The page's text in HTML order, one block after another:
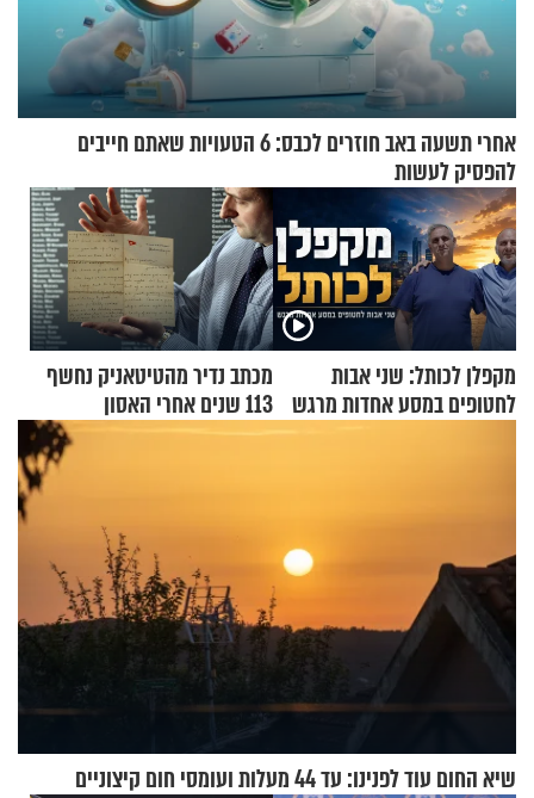
אחרי תשעה באב חוזרים לכבס: 6 הטעויות שאתם חייבים
להפסיק לעשות
מקפלן לכותל: שני אבות
לחטופים במסע אחדות מרגש
מכתב נדיר מהטיטאניק נחשף
113 שנים אחרי האסון
שיא החום עוד לפנינו: עד 44 מעלות ועומסי חום קיצוניים